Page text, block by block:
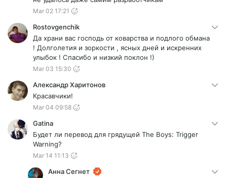
Mar 02 17:21
Rostovgenchik
Да храни вас господь от коварства и подлого обмана
! Долголетия и зоркости , ясных дней и искренних
улыбок ! Спасибо и низкий поклон !)
Mar 03 15:30
Александр Харитонов
Красавчики!
Mar 04 09:58
Gatina
Будет ли перевод для грядущей The Boys: Trigger
Warning?
Mar 14 11:13
Анна Сегнет